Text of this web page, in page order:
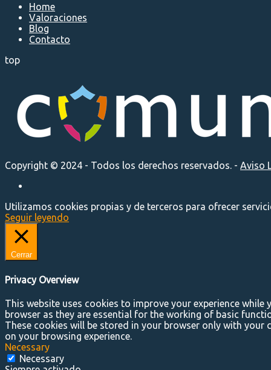
Home
Valoraciones
Blog
Contacto
top
Copyright © 2024 - Todos los derechos reservados. - Aviso
Utilizamos cookies propias y de terceros para ofrecer
Seguir leyendo
Cerrar
Privacy Overview
This website uses cookies to improve your experience
browser as they are essential for the working of basic
These cookies will be stored in your browser only with
on your browsing experience.
Necessary
Necessary